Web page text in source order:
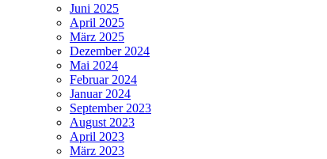
Juni 2025
April 2025
März 2025
Dezember 2024
Mai 2024
Februar 2024
Januar 2024
September 2023
August 2023
April 2023
März 2023